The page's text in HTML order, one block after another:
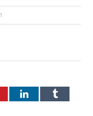
LinkedInTumblr